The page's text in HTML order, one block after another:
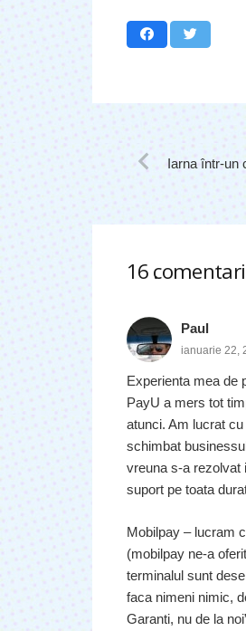
Iarna într-un
16.
Paul
ianuarie 22,
Experienta mea de
PayU a mers tot
atunci. Am lucrat
schimbat
vreuna s-a rezolvat
suport pe toata
Mobilpay – lucram
(mobilpay ne-a
terminalul sunt
faca nimeni nimic,
Garanti, nu de la